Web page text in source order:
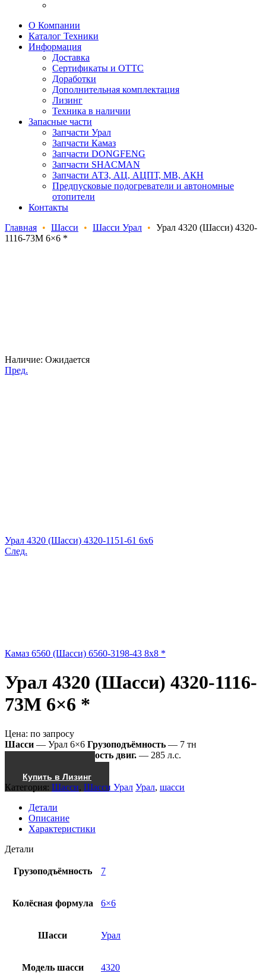
О Компании
Каталог Техники
Информация
Доставка
Сертификаты и ОТТС
Доработки
Дополнительная комплектация
Лизинг
Техника в наличии
Запасные части
Запчасти Урал
Запчасти Камаз
Запчасти DONGFENG
Запчасти SHACMAN
Запчасти АТЗ, АЦ, АЦПТ, МВ, АКН
Предпусковые подогреватели и автономные
отопители
Контакты
Главная • Шасси • Шасси Урал • Урал 4320 (Шасси) 4320-
1116-73М 6×6 *
Наличие: Ожидается
Пред.
Урал 4320 (Шасси) 4320-1151-61 6x6
След.
Камаз 6560 (Шасси) 6560-3198-43 8x8 *
Урал 4320 (Шасси) 4320-1116-
73М 6×6 *
Цена: по запросу
Шасси — Урал 6×6 Грузоподъёмность — 7 тн
Мощность двиг. — 285 л.с.
Купить в Лизинг
Категория: Шасси, Шасси Урал Урал, шасси
Детали
Описание
Характеристики
Детали
Грузоподъёмность 7
Колёсная формула 6×6
Шасси Урал
Модель шасси 4320